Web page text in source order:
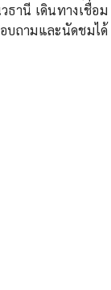
านี เดินทางเชื่อม
บถามและนัดชมได้